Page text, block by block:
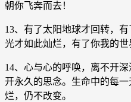
朝你飞奔而去！
13、有了太阳地球才回转，
光才如此灿烂，有了你我的世
14、心与心的呼唤，离不开
开永久的思念。生命中的每
烂，仍不改变。